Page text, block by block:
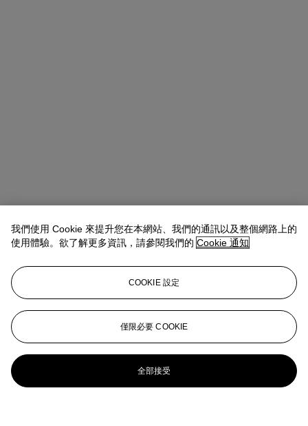
我們使用 Cookie 來提升您在本網站、我們的通訊以及整個網路上的
使用體驗。欲了解更多資訊，請參閱我們的 Cookie 通知
COOKIE 設定
僅限必要 COOKIE
全部接受